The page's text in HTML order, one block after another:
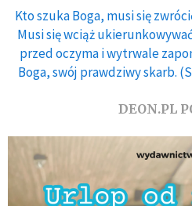
Kto szuka Boga, musi się
Musi się wciąż
przed oczyma i wytrwale
Boga, swój prawdziwy skarb.
DEON.PL